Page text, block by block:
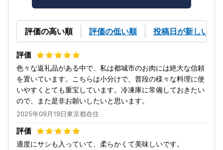
評価の高い順 評価の低い順 投稿日が新しい順
色々な返礼品がある中で、私は都城市のお肉には絶大な信頼
を置いています。こちらは小分けで、普段の様々な料理に使
いやすくとても重宝しています。冷凍庫に常備しておきたい
ので、また是非お願いしたいと思います。
2025年09月19日東京都在住
適度にサシも入っていて、柔らかくて美味しいです。